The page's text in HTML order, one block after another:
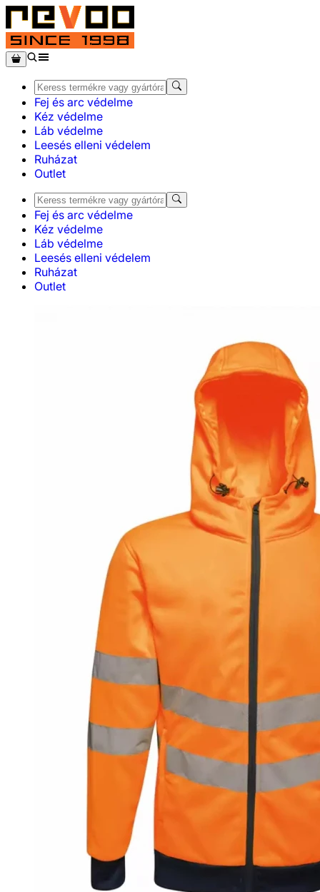
Fej és arc védelme
Kéz védelme
Láb védelme
Leesés elleni védelem
Ruházat
Outlet
Fej és arc védelme
Kéz védelme
Láb védelme
Leesés elleni védelem
Ruházat
Outlet